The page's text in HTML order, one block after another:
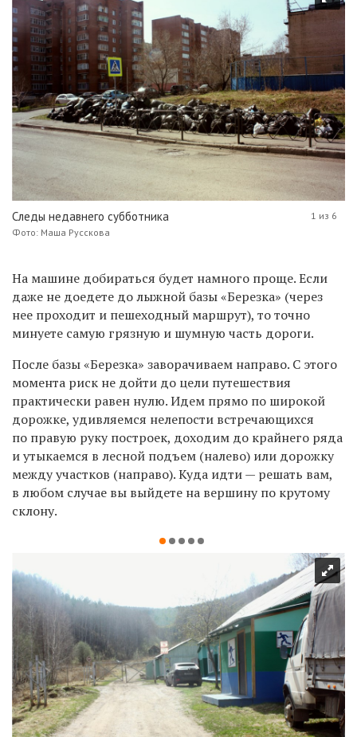
Следы недавнего субботника
Фото: Маша Русскова
1 из 6
На машине добираться будет намного проще. Если
даже не доедете до лыжной базы «Березка» (через
нее проходит и пешеходный маршрут), то точно
минуете самую грязную и шумную часть дороги.
После базы «Березка» заворачиваем направо. С этого
момента риск не дойти до цели путешествия
практически равен нулю. Идем прямо по широкой
дорожке, удивляемся нелепости встречающихся
по правую руку построек, доходим до крайнего ряда
и утыкаемся в лесной подъем (налево) или дорожку
между участков (направо). Куда идти — решать вам,
в любом случае вы выйдете на вершину по крутому
склону.